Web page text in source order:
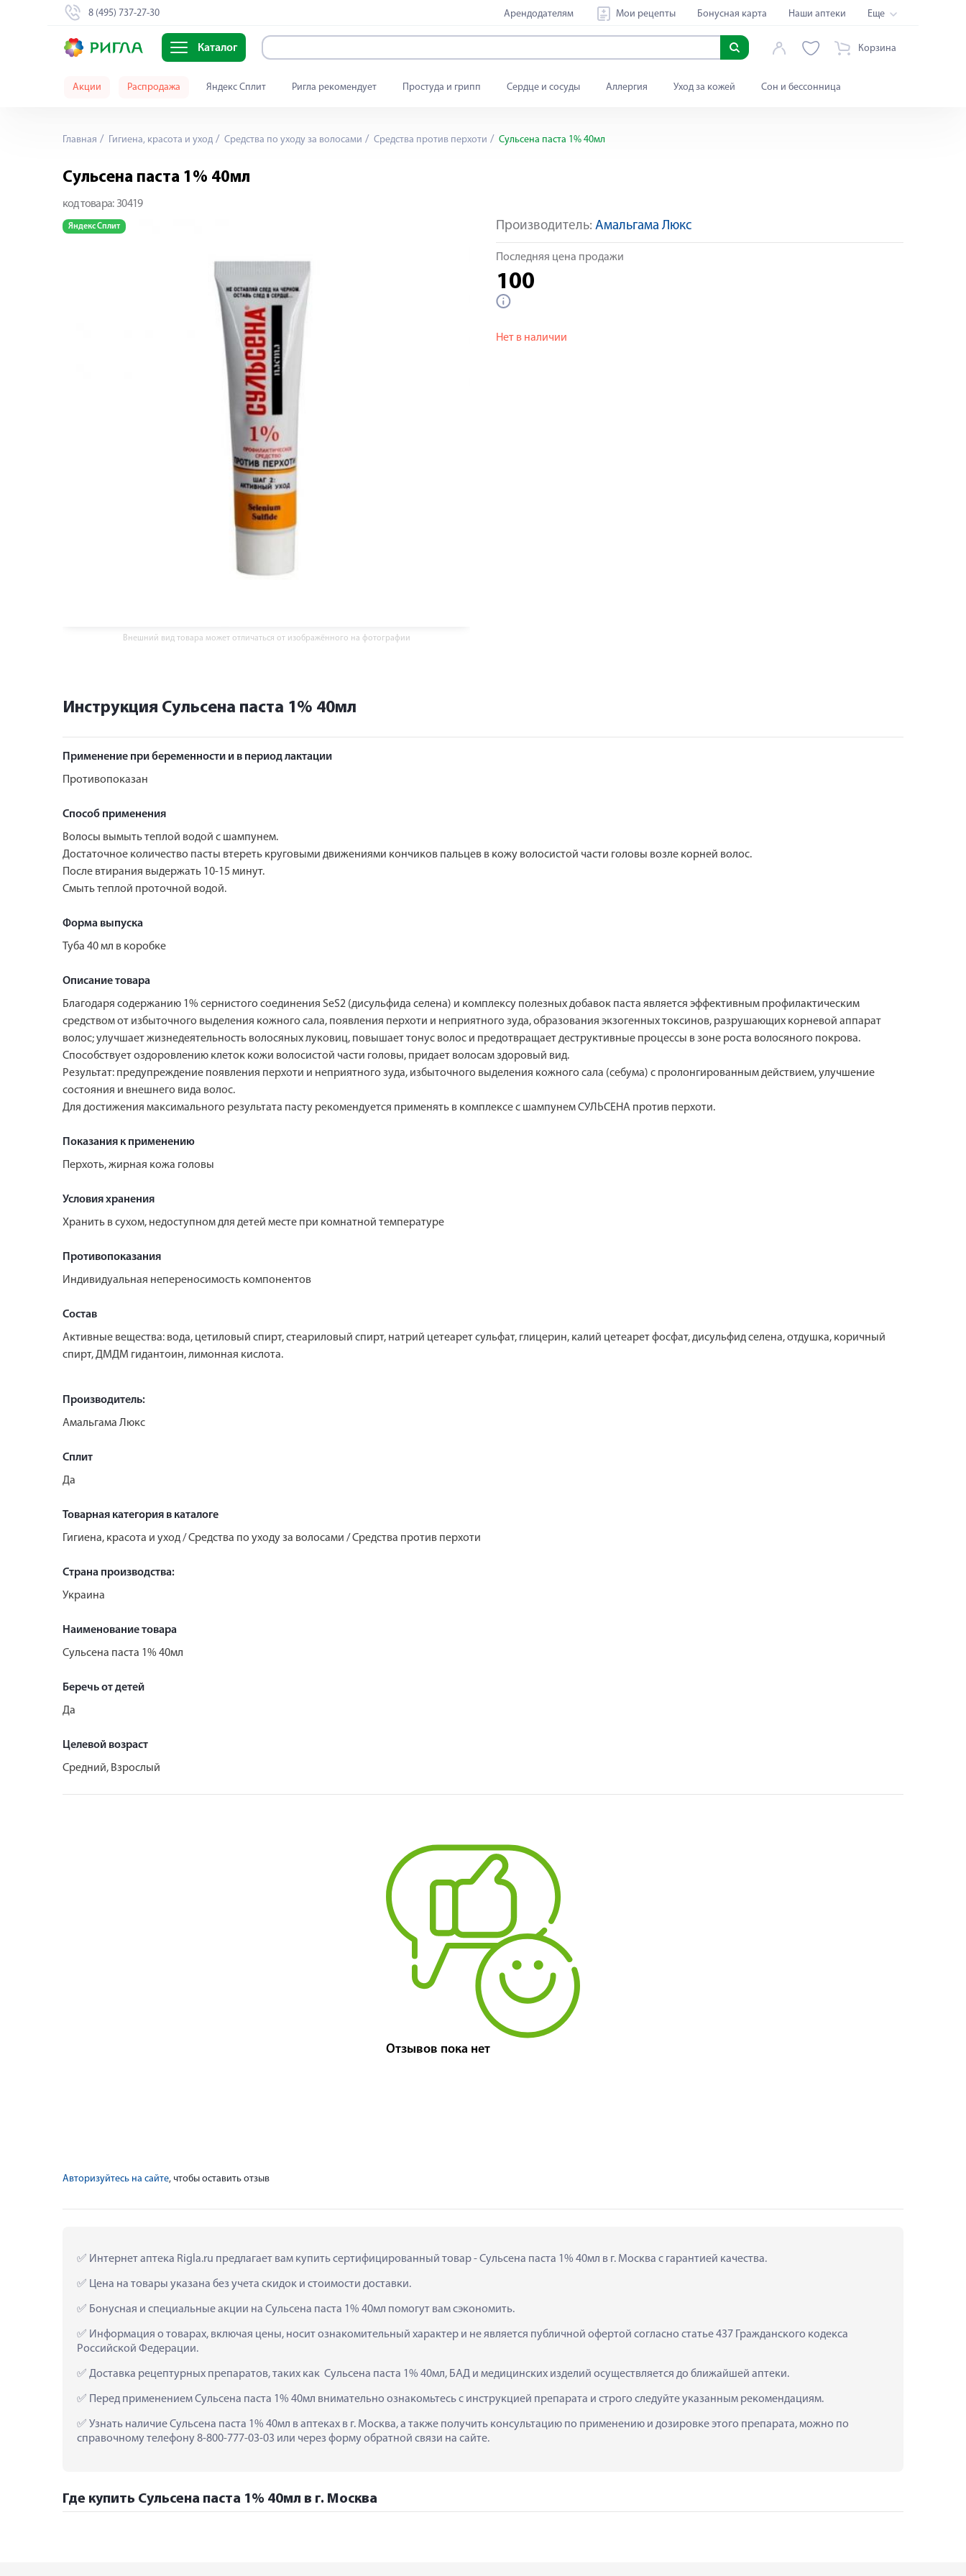
8 (495) 737-27-30 Арендодателям Мои рецепты Бонусная карта Наши аптеки Еще
Каталог Корзина
Акции Распродажа Яндекс Сплит Ригла рекомендует Простуда и грипп Сердце и сосуды Аллергия Уход за кожей Сон и бессонница
Главная Гигиена, красота и уход Средства по уходу за волосами Средства против перхоти Сульсена паста 1% 40мл
Сульсена паста 1% 40мл
код товара: 30419
Яндекс Сплит
Внешний вид товара может отличаться от изображённого на фотографии
Производитель: Амальгама Люкс
Последняя цена продажи
100
Нет в наличии
Инструкция Сульсена паста 1% 40мл
Применение при беременности и в период лактации
Противопоказан
Способ применения
Волосы вымыть теплой водой с шампунем.
Достаточное количество пасты втереть круговыми движениями кончиков пальцев в кожу волосистой части головы возле корней волос.
После втирания выдержать 10-15 минут.
Смыть теплой проточной водой.
Форма выпуска
Туба 40 мл в коробке
Описание товара
Благодаря содержанию 1% сернистого соединения SeS2 (дисульфида селена) и комплексу полезных добавок паста является эффективным профилактическим
средством от избыточного выделения кожного сала, появления перхоти и неприятного зуда, образования экзогенных токсинов, разрушающих корневой аппарат
волос; улучшает жизнедеятельность волосяных луковиц, повышает тонус волос и предотвращает деструктивные процессы в зоне роста волосяного покрова.
Способствует оздоровлению клеток кожи волосистой части головы, придает волосам здоровый вид.
Результат: предупреждение появления перхоти и неприятного зуда, избыточного выделения кожного сала (себума) с пролонгированным действием, улучшение
состояния и внешнего вида волос.
Для достижения максимального результата пасту рекомендуется применять в комплексе с шампунем СУЛЬСЕНА против перхоти.
Показания к применению
Перхоть, жирная кожа головы
Условия хранения
Хранить в сухом, недоступном для детей месте при комнатной температуре
Противопоказания
Индивидуальная непереносимость компонентов
Состав
Активные вещества: вода, цетиловый спирт, стеариловый спирт, натрий цетеарет сульфат, глицерин, калий цетеарет фосфат, дисульфид селена, отдушка, коричный
спирт, ДМДМ гидантоин, лимонная кислота.
Производитель:
Амальгама Люкс
Сплит
Да
Товарная категория в каталоге
Гигиена, красота и уход / Средства по уходу за волосами / Средства против перхоти
Страна производства:
Украина
Наименование товара
Сульсена паста 1% 40мл
Беречь от детей
Да
Целевой возраст
Средний, Взрослый
Отзывов пока нет
Авторизуйтесь на сайте, чтобы оставить отзыв
Интернет аптека Rigla.ru предлагает вам купить сертифицированный товар - Сульсена паста 1% 40мл в г. Москва с гарантией качества.
Цена на товары указана без учета скидок и стоимости доставки.
Бонусная и специальные акции на Сульсена паста 1% 40мл помогут вам сэкономить.
Информация о товарах, включая цены, носит ознакомительный характер и не является публичной офертой согласно статье 437 Гражданского кодекса
Российской Федерации.
Доставка рецептурных препаратов, таких как  Сульсена паста 1% 40мл, БАД и медицинских изделий осуществляется до ближайшей аптеки.
Перед применением Сульсена паста 1% 40мл внимательно ознакомьтесь с инструкцией препарата и строго следуйте указанным рекомендациям.
Узнать наличие Сульсена паста 1% 40мл в аптеках в г. Москва, а также получить консультацию по применению и дозировке этого препарата, можно по
справочному телефону 8-800-777-03-03 или через форму обратной связи на сайте.
Где купить Сульсена паста 1% 40мл в г. Москва